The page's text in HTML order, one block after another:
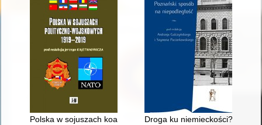
Polska w sojuszach koalicyjnych w latach II wojny światowej
Droga ku niemieckości? :